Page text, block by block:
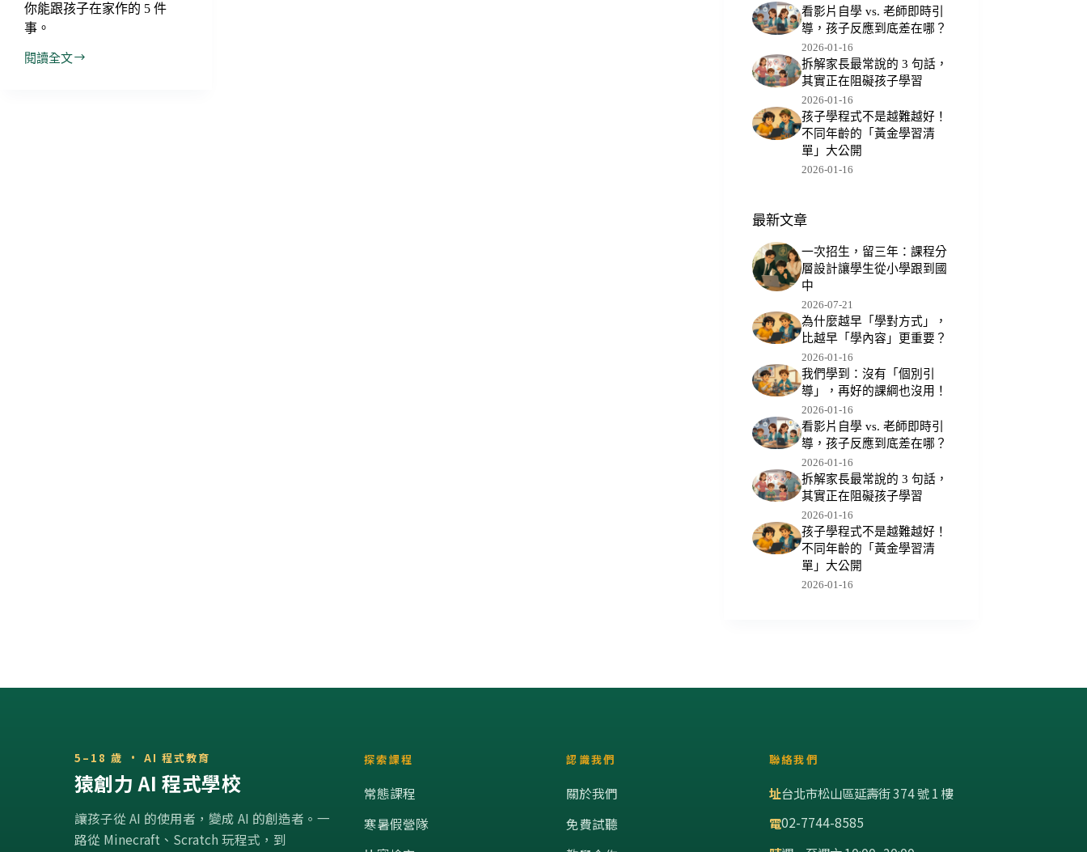
你能跟孩子在家作的 5 件
事。
閱讀全文
【教
看影片自學 vs. 老師即時引
導，孩子反應到底差在哪？
2026-01-16
拆解家長最常說的 3 句話，
其實正在阻礙孩子學習
2026-01-16
孩子學程式不是越難越好！
不同年齡的「黃金學習清
單」大公開
2026-01-16
最新文章
一次招生，留三年：課程分
層設計讓學生從小學跟到國
中
2026-07-21
為什麼越早「學對方式」，
比越早「學內容」更重要？
2026-01-16
我們學到：沒有「個別引
導」，再好的課綱也沒用！
2026-01-16
看影片自學 vs. 老師即時引
導，孩子反應到底差在哪？
2026-01-16
拆解家長最常說的 3 句話，
其實正在阻礙孩子學習
2026-01-16
孩子學程式不是越難越好！
不同年齡的「黃金學習清
單」大公開
2026-01-16
5–18 歲 · AI 程式教育
猿創力 AI 程式學校
讓孩子從 AI 的使用者，變成 AI 的創造者。一
路從 Minecraft、Scratch 玩程式，到
探索課程
常態課程
寒暑假營隊
認識我們
關於我們
免費試聽
聯絡我們
址台北市松山區延壽街 374 號 1 樓
電02-7744-8585